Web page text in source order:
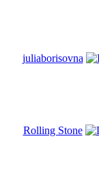
juliaborisovna
Rolling Stone